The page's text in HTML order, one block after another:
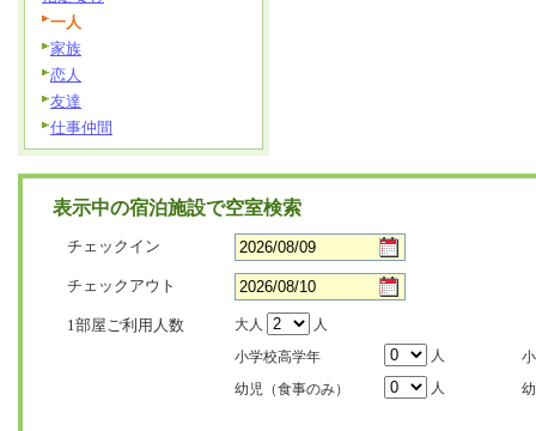
一人
家族
恋人
友達
仕事仲間
表示中の宿泊施設で空室検索
チェックイン
チェックアウト
1部屋ご利用人数 大人
人
小学校高学年
人
幼児（食事のみ）
人